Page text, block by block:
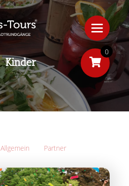
Kinder
Allgemein Partner
0